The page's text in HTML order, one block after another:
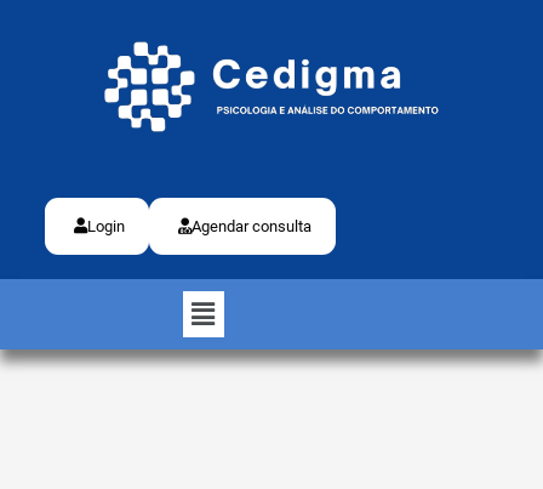
Login Agendar consulta